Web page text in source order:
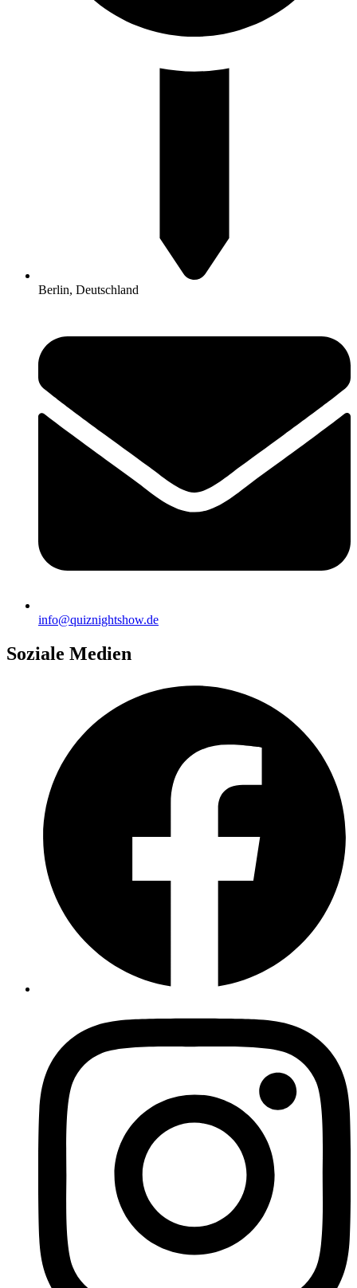
Berlin, Deutschland
info@quiznightshow.de
Soziale Medien